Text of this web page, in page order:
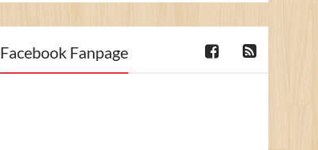
Facebook Fanpage